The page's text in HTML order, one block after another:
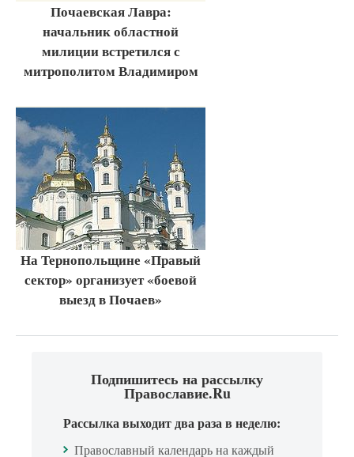
Почаевская Лавра:
начальник областной
милиции встретился с
митрополитом Владимиром
На Тернопольщине «Правый
сектор» организует «боевой
выезд в Почаев»
Подпишитесь на рассылку
Православие.Ru
Рассылка выходит два раза в неделю:
Православный календарь на каждый